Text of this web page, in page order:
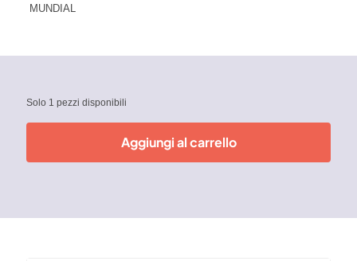
MUNDIAL
Solo 1 pezzi disponibili
Aggiungi al carrello